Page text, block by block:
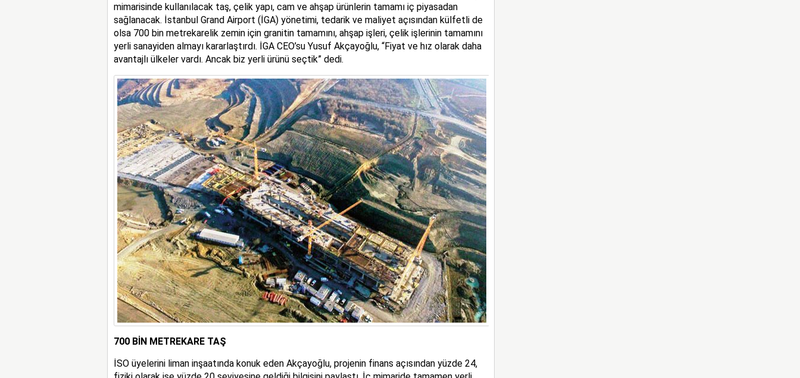
mimarisinde kullanılacak taş, çelik yapı, cam ve ahşap ürünlerin tamamı iç piyasadan
sağlanacak. İstanbul Grand Airport (İGA) yönetimi, tedarik ve maliyet açısından külfetli de
olsa 700 bin metrekarelik zemin için granitin tamamını, ahşap işleri, çelik işlerinin tamamını
yerli sanayiden almayı kararlaştırdı. İGA CEO’su Yusuf Akçayoğlu, “Fiyat ve hız olarak daha
avantajlı ülkeler vardı. Ancak biz yerli ürünü seçtik” dedi.
700 BİN METREKARE TAŞ
İSO üyelerini liman inşaatında konuk eden Akçayoğlu, projenin finans açısından yüzde 24,